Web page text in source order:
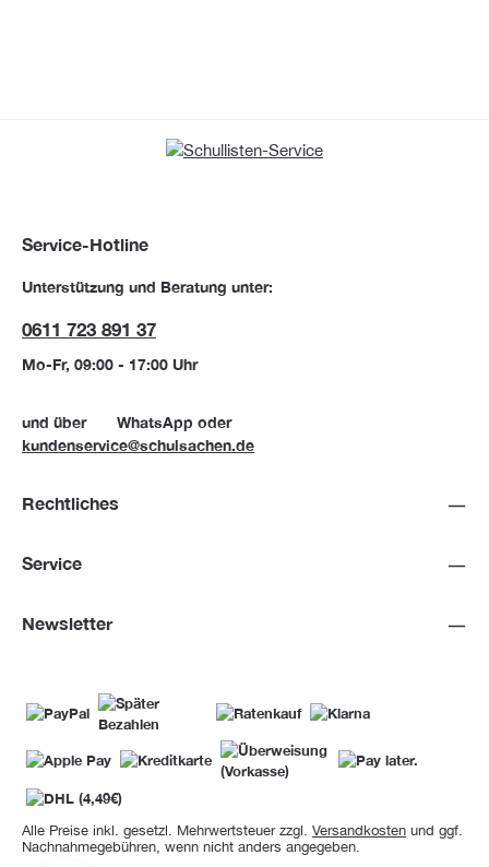
Service-Hotline
Unterstützung und Beratung unter:
0611 723 891 37
Mo-Fr, 09:00 - 17:00 Uhr
und über WhatsApp oder
kundenservice@schulsachen.de
Rechtliches
Service
Newsletter
Alle Preise inkl. gesetzl. Mehrwertsteuer zzgl. Versandkosten und ggf.
Nachnahmegebühren, wenn nicht anders angegeben.